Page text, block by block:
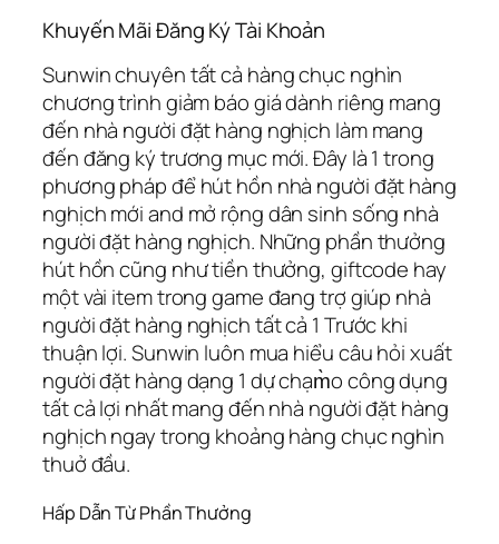
Khuyến Mãi Đăng Ký Tài Khoản
Sunwin chuyên tất cả hàng chục nghìn
chương trình giảm báo giá dành riêng mang
đến nhà người đặt hàng nghịch làm mang
đến đăng ký trương mục mới. Đây là 1 trong
phương pháp để hút hồn nhà người đặt hàng
nghịch mới and mở rộng dân sinh sống nhà
người đặt hàng nghịch. Những phần thưởng
hút hồn cũng như tiền thưởng, giftcode hay
một vài item trong game đang trợ giúp nhà
người đặt hàng nghịch tất cả 1 Trước khi
thuận lợi. Sunwin luôn mua hiểu câu hỏi xuất
người đặt hàng dạng 1 dự chạm̀o công dụng
tất cả lợi nhất mang đến nhà người đặt hàng
nghịch ngay trong khoảng hàng chục nghìn
thuở đầu.
Hấp Dẫn Từ Phần Thưởng